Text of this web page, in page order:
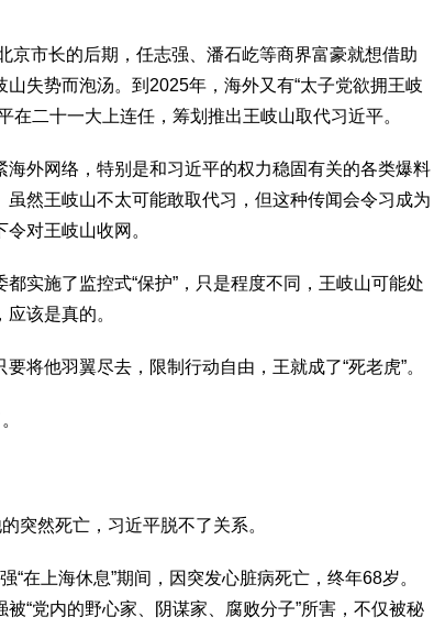
京市长的后期，任志强、潘石屹等商界富豪就想借助
失势而泡汤。到2025年，海外又有“太子党欲拥王岐
在二十一大上连任，筹划推出王岐山取代习近平。
外网络，特别是和习近平的权力稳固有关的各类爆料
然王岐山不太可能敢取代习，但这种传闻会令习成为
对王岐山收网。
实施了监控式“保护”，只是程度不同，王岐山可能处
该是真的。
将他羽翼尽去，限制行动自由，王就成了“死老虎”。
突然死亡，习近平脱不了关系。
在上海休息”期间，因突发心脏病死亡，终年68岁。
“党内的野心家、阴谋家、腐败分子”所害，不仅被秘